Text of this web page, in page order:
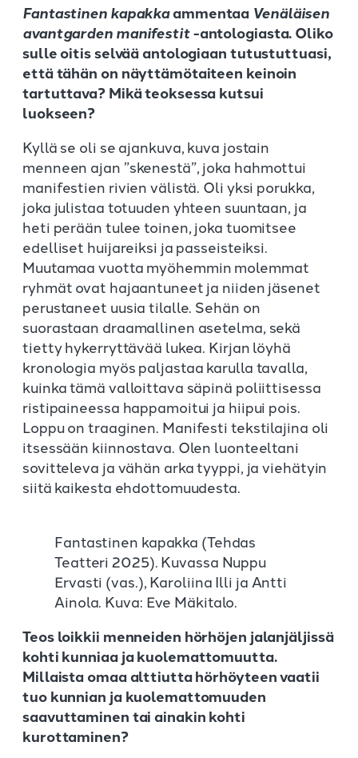
Fantastinen kapakkaammentaa Venäläisen
avantgarden manifestit-antologiasta. Oliko
sulle oitis selvää antologiaan tutustuttuasi,
että tähän on näyttämötaiteen keinoin
tartuttava? Mikä teoksessa kutsui
luokseen?
Kyllä se oli se ajankuva, kuva jostain
menneen ajan ”skenestä”, joka hahmottui
manifestien rivien välistä. Oli yksi porukka,
joka julistaa totuuden yhteen suuntaan, ja
heti perään tulee toinen, joka tuomitsee
edelliset huijareiksi ja passeisteiksi.
Muutamaa vuotta myöhemmin molemmat
ryhmät ovat hajaantuneet ja niiden jäsenet
perustaneet uusia tilalle. Sehän on
suorastaan draamallinen asetelma, sekä
tietty hykerryttävää lukea. Kirjan löyhä
kronologia myös paljastaa karulla tavalla,
kuinka tämä valloittava säpinä poliittisessa
ristipaineessa happamoitui ja hiipui pois.
Loppu on traaginen. Manifesti tekstilajina oli
itsessään kiinnostava. Olen luonteeltani
sovitteleva ja vähän arka tyyppi, ja viehätyin
siitä kaikesta ehdottomuudesta.
Fantastinen kapakka (Tehdas
Teatteri 2025). Kuvassa Nuppu
Ervasti (vas.), Karoliina Illi ja Antti
Ainola. Kuva: Eve Mäkitalo.
Teos loikkii menneiden hörhöjen jalanjäljissä
kohti kunniaa ja kuolemattomuutta.
Millaista omaa alttiutta hörhöyteen vaatii
tuo kunnian ja kuolemattomuuden
saavuttaminen tai ainakin kohti
kurottaminen?